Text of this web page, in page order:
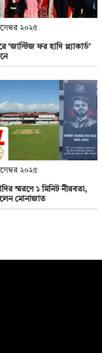
২০২৫
ফর হাদি প্ল্যাকার্ড’
২০২৫
স্মরণে ১ মিনিট নীরবতা,
মোনাজাত